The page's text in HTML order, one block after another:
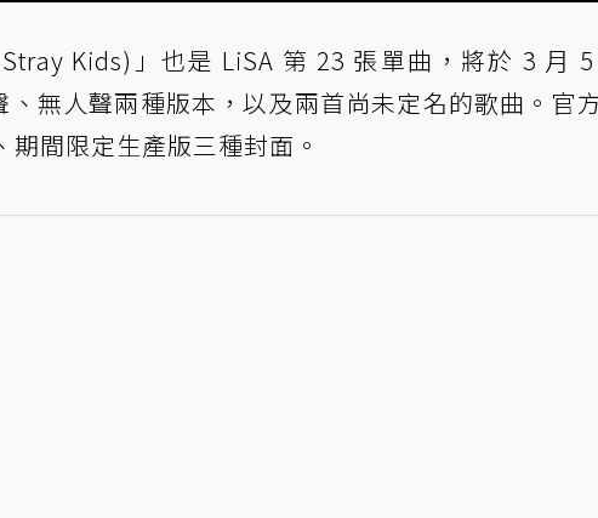
Stray Kids)」也是 LiSA 第 23 張單曲，將於 3 月
無人聲兩種版本，以及兩首尚未定名的歌曲。官
間限定生產版三種封面。